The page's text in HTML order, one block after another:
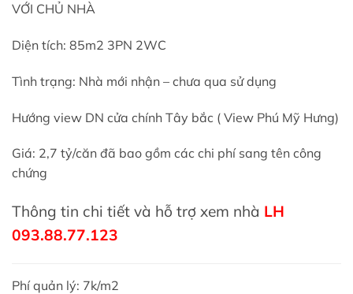
VỚI CHỦ NHÀ
Diện tích: 85m2 3PN 2WC
Tình trạng: Nhà mới nhận – chưa qua sử dụng
Hướng view DN cửa chính Tây bắc ( View Phú Mỹ Hưng)
Giá: 2,7 tỷ/căn đã bao gồm các chi phí sang tên công
chứng
Thông tin chi tiết và hỗ trợ xem nhà LH
093.88.77.123
Phí quản lý: 7k/m2